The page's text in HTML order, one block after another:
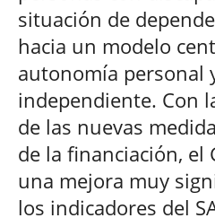
situación de
hacia un modelo
autonomía personal
independiente. Con
de las nuevas
de la financiación, el
una mejora muy
los indicadores del